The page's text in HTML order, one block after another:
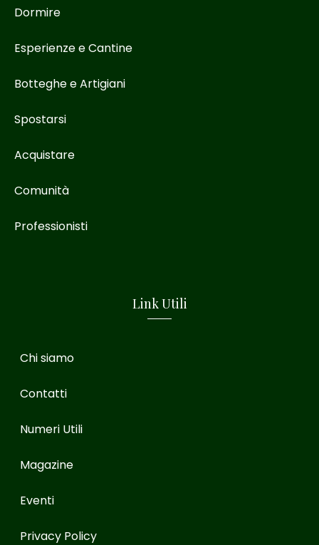
Dormire
Esperienze e Cantine
Botteghe e Artigiani
Spostarsi
Acquistare
Comunità
Professionisti
Link Utili
Chi siamo
Contatti
Numeri Utili
Magazine
Eventi
Privacy Policy